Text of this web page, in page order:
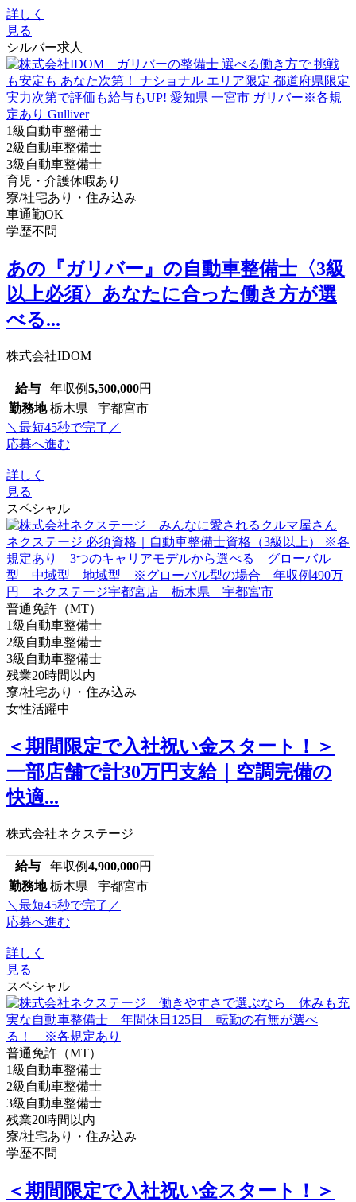
詳しく
見る
シルバー求人
1級自動車整備士
2級自動車整備士
3級自動車整備士
育児・介護休暇あり
寮/社宅あり・住み込み
車通勤OK
学歴不問
あの『ガリバー』の自動車整備士〈3級
以上必須〉あなたに合った働き方が選
べる...
株式会社IDOM
給与 年収例5,500,000円
勤務地 栃木県 宇都宮市
＼最短45秒で完了／
応募へ進む
詳しく
見る
スペシャル
普通免許（MT）
1級自動車整備士
2級自動車整備士
3級自動車整備士
残業20時間以内
寮/社宅あり・住み込み
女性活躍中
＜期間限定で入社祝い金スタート！＞
一部店舗で計30万円支給｜空調完備の
快適...
株式会社ネクステージ
給与 年収例4,900,000円
勤務地 栃木県 宇都宮市
＼最短45秒で完了／
応募へ進む
詳しく
見る
スペシャル
普通免許（MT）
1級自動車整備士
2級自動車整備士
3級自動車整備士
残業20時間以内
寮/社宅あり・住み込み
学歴不問
＜期間限定で入社祝い金スタート！＞